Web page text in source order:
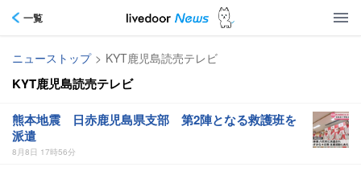
一覧
ニューストップ > KYT鹿児島読売テレビ
KYT鹿児島読売テレビ
熊本地震 日赤鹿児島県支部 第2陣となる救護班を
派遣
8月8日 17時56分